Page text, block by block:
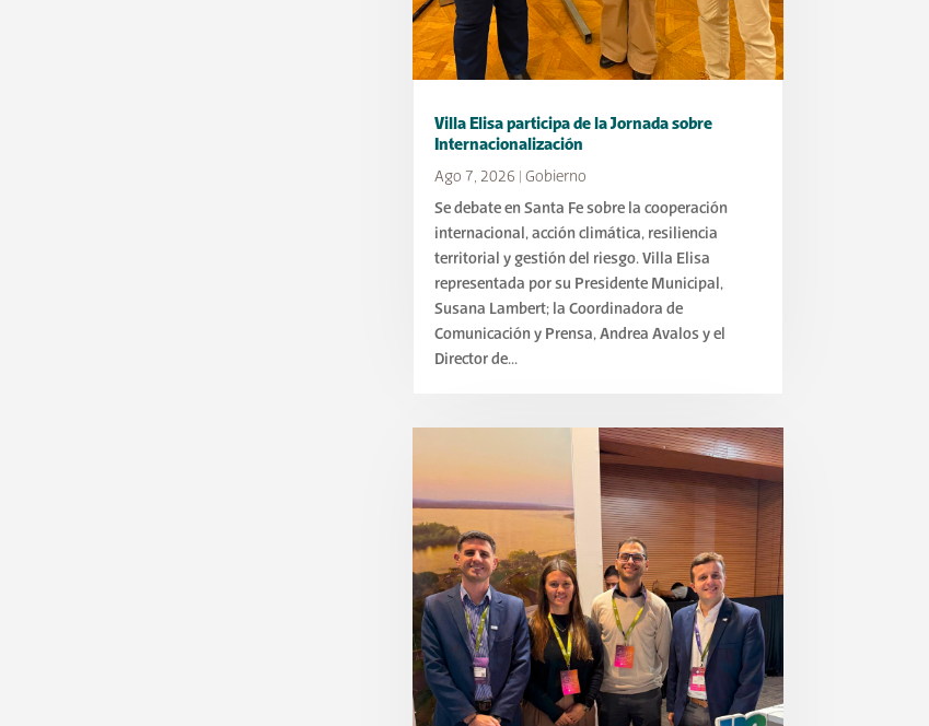
Villa Elisa participa de la Jornada sobre
Internacionalización
Ago 7, 2026
Gobierno
Se debate en Santa Fe sobre la cooperación
internacional, acción climática, resiliencia
territorial y gestión del riesgo. Villa Elisa
representada por su Presidente Municipal,
Susana Lambert; la Coordinadora de
Comunicación y Prensa, Andrea Avalos y el
Director de...